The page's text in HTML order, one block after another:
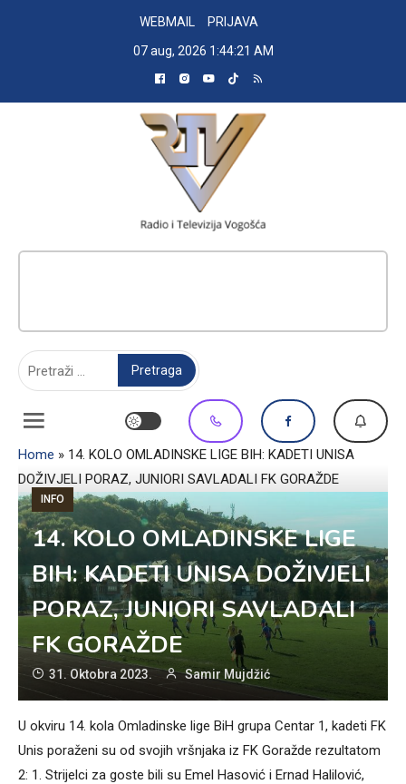
WEBMAIL
PRIJAVA
07 aug, 2026 1:44:21 AM
Home » 14. KOLO OMLADINSKE LIGE BIH: KADETI UNISA
DOŽIVJELI PORAZ, JUNIORI SAVLADALI FK GORAŽDE
INFO
14. KOLO OMLADINSKE LIGE
BIH: KADETI UNISA DOŽIVJELI
PORAZ, JUNIORI SAVLADALI
FK GORAŽDE
31. Oktobra 2023. Samir Mujdžić
U okviru 14. kola Omladinske lige BiH grupa Centar 1, kadeti FK
Unis poraženi su od svojih vršnjaka iz FK Goražde rezultatom
2: 1. Strijelci za goste bili su Emel Hasović i Ernad Halilović,